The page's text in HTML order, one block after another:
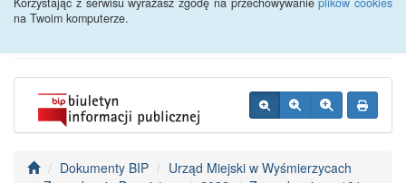
na Twoim komputerze.
Wyśmierzyce
Dokumenty BIP
Urząd Miejski w Wyśmierzycach